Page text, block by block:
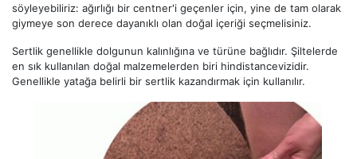
söyleyebiliriz: ağırlığı bir centner'i geçenler için, yine de tam olarak
giymeye son derece dayanıklı olan doğal içeriği seçmelisiniz.
Sertlik genellikle dolgunun kalınlığına ve türüne bağlıdır. Şiltelerde
en sık kullanılan doğal malzemelerden biri hindistancevizidir.
Genellikle yatağa belirli bir sertlik kazandırmak için kullanılır.